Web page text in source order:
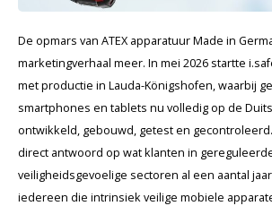
Cygnus
ECOM Intruments
Accessoires & onderdelen
ATEX Werkverlichting
ATEX Fietsverlichting
ATEX Waarschuwingslampen
Batterijen
De opmars van ATEX apparatuur Made in
marketingverhaal meer. In mei 2026 startte
met productie in Lauda-Königshofen, waarbij
smartphones en tablets nu volledig op de
ontwikkeld, gebouwd, getest en
direct antwoord op wat klanten in
veiligheidsgevoelige sectoren al een aantal
iedereen die intrinsiek veilige mobiele